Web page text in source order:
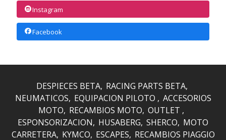
Instagram
Facebook
DESPIECES BETA RACING PARTS BETA
NEUMATICOS EQUIPACION PILOTO
ACCESORIOS
MOTO RECAMBIOS MOTO OUTLET
ESPONSORIZACION
HUSABERG SHERCO MOTO
CARRETERA KYMCO ESCAPES RECAMBIOS PIAGGIO